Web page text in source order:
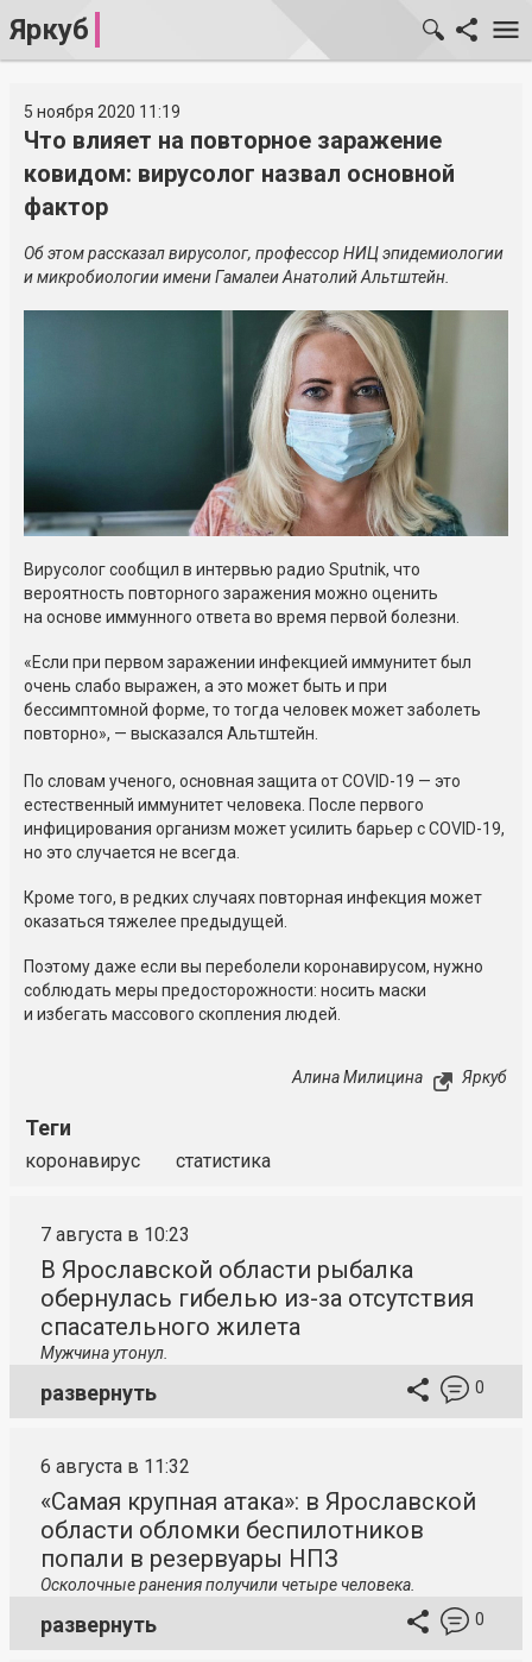
Яркуб
5 ноября 2020 11:19
Что влияет на повторное заражение
ковидом: вирусолог назвал основной
фактор
Об этом рассказал вирусолог, профессор НИЦ эпидемиологии
и микробиологии имени Гамалеи Анатолий Альтштейн.
Вирусолог сообщил в интервью радио Sputnik, что
вероятность повторного заражения можно оценить
на основе иммунного ответа во время первой болезни.
«Если при первом заражении инфекцией иммунитет был
очень слабо выражен, а это может быть и при
бессимптомной форме, то тогда человек может заболеть
повторно», — высказался Альтштейн.
По словам ученого, основная защита от COVID-19 — это
естественный иммунитет человека. После первого
инфицирования организм может усилить барьер с COVID-19,
но это случается не всегда.
Кроме того, в редких случаях повторная инфекция может
оказаться тяжелее предыдущей.
Поэтому даже если вы переболели коронавирусом, нужно
соблюдать меры предосторожности: носить маски
и избегать массового скопления людей.
Алина Милицина Яркуб
Теги
коронавирус статистика
7 августа в 10:23
В Ярославской области рыбалка
обернулась гибелью из-за отсутствия
спасательного жилета
Мужчина утонул.
развернуть 0
6 августа в 11:32
«Самая крупная атака»: в Ярославской
области обломки беспилотников
попали в резервуары НПЗ
Осколочные ранения получили четыре человека.
развернуть 0